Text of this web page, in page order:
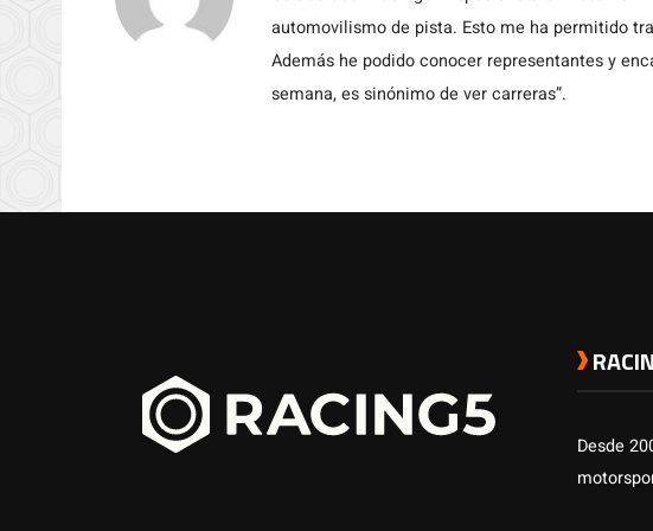
automovilismo de pista. Esto me ha permitido
Además he podido conocer representantes y
semana, es sinónimo de ver carreras”.
Desde